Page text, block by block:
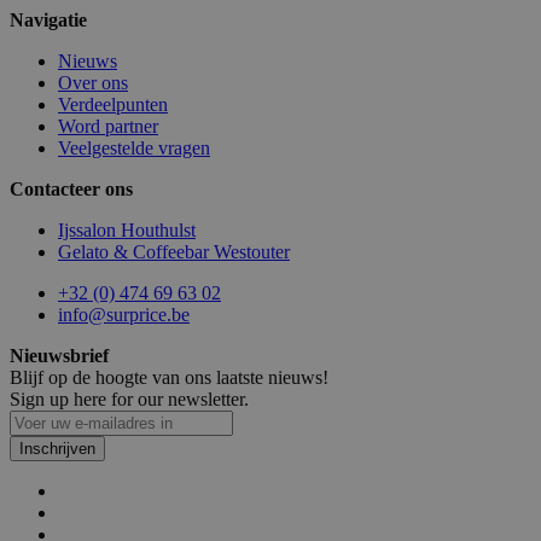
Navigatie
Nieuws
Over ons
Verdeelpunten
Word partner
Veelgestelde vragen
Contacteer ons
Ijssalon Houthulst
Gelato & Coffeebar Westouter
+32 (0) 474 69 63 02
info@surprice.be
Nieuwsbrief
Blijf op de hoogte van ons laatste nieuws!
Sign up here for our newsletter.
Inschrijven
recently_compared_product